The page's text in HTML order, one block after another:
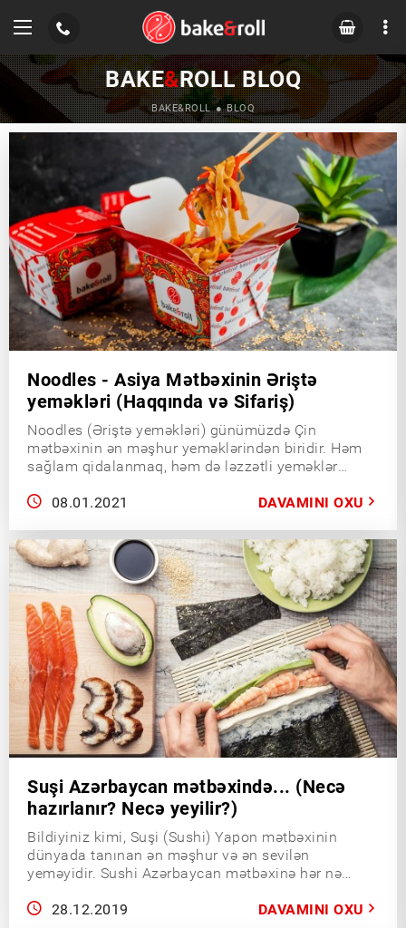
BAKE&ROLL BLOQ
BAKE&ROLL BLOQ
Noodles - Asiya Mətbəxinin Əriştə
yeməkləri (Haqqında və Sifariş)
Noodles (Əriştə yeməkləri) günümüzdə Çin
mətbəxinin ən məşhur yeməklərindən biridir. Həm
sağlam qidalanmaq, həm də ləzzətli yeməklər
dolğun və maraqlı məlumatları sizinlə paylaşırıq.
08.01.2021 DAVAMINI OXU
Suşi Azərbaycan mətbəxində... (Necə
hazırlanır? Necə yeyilir?)
Bildiyiniz kimi, Suşi (Sushi) Yapon mətbəxinin
dünyada tanınan ən məşhur və ən sevilən
yeməyidir. Sushi Azərbaycan mətbəxinə hər nə
geniş kütlə tərəfindən sevilərək yeyilməyə başlayıb.
28.12.2019 DAVAMINI OXU